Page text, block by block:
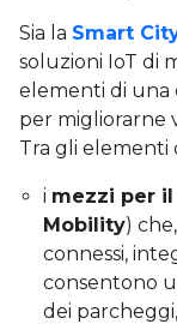
Sia la Smart
soluzioni IoT di
elementi di una
per migliorarne
Tra gli elementi
i mezzi per
Mobility)
connessi,
consentono
dei